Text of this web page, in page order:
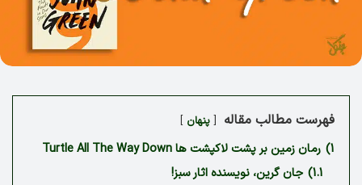
فهرست مطالب مقاله پنهان
1) رمان زمین بر پشت لاکپشت ها Turtle All The Way Down
1.1) جان گرین، نویسنده اثار سبز!